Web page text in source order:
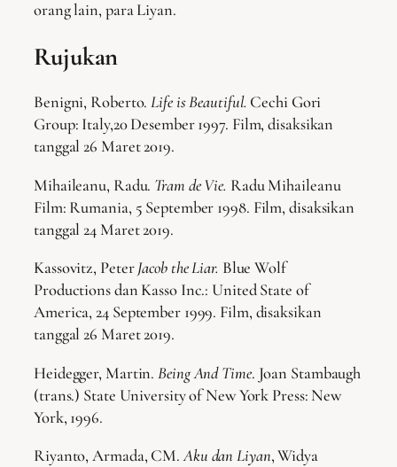
orang lain, para Liyan.
Rujukan
Benigni, Roberto.Life is Beautiful. Cechi Gori
Group: Italy,20 Desember 1997. Film, disaksikan
tanggal 26 Maret 2019.
Mihaileanu, Radu. Tram de Vie. Radu Mihaileanu
Film: Rumania, 5 September 1998. Film, disaksikan
tanggal 24 Maret 2019.
Kassovitz, PeterJacob the Liar. Blue Wolf
Productions dan Kasso Inc.: United State of
America, 24 September 1999. Film, disaksikan
tanggal 26 Maret 2019.
Heidegger, Martin.Being And Time. Joan Stambaugh
(trans.) State University of New York Press: New
York, 1996.
Riyanto, Armada, CM.Aku dan Liyan, Widya